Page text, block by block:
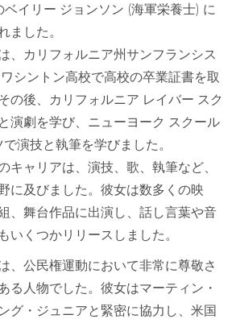
イリー ジョンソン (海軍栄養士) に
ました。
、カリフォルニア州サンフランシス
シントン高校で高校の卒業証書を取
の後、カリフォルニア レイバー スク
演劇を学び、ニューヨーク スクール
演技と執筆を学びました。
キャリアは、演技、歌、執筆など、
に及びました。彼女は数多くの映
、舞台作品に出演し、話し言葉や音
いくつかリリースしました。
、公民権運動において非常に尊敬さ
る人物でした。彼女はマーティン・
グ・ジュニアと緊密に協力し、米国